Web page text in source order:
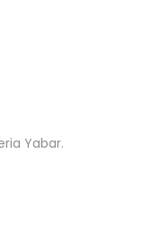
Yabar.